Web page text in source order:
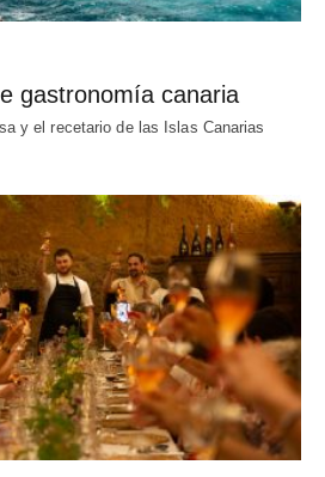
gastronomía canaria
y el recetario de las Islas Canarias